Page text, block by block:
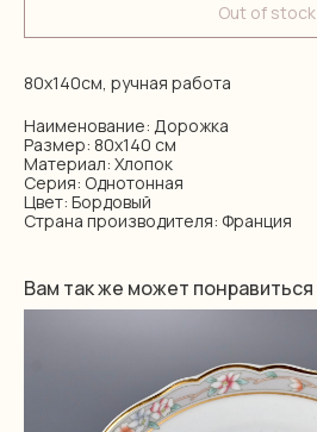
Out of stock
80х140см, ручная работа
Наименование: Дорожка
Размер: 80x140 см
Материал: Хлопок
Серия: Однотонная
Цвет: Бордовый
Страна производителя: Франция
Вам так же может понравиться